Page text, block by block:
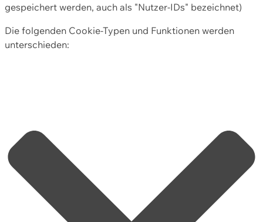
gespeichert werden, auch als "Nutzer-IDs" bezeichnet)
Die folgenden Cookie-Typen und Funktionen werden
unterschieden: